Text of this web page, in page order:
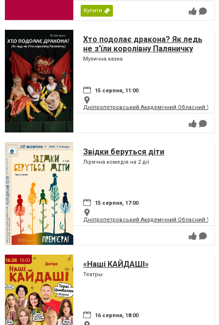
Купити
Хто подолає дракона? Як ледь
не з’їли королівну Паляничку
Музична казка
15 серпня, 11:00
Дніпропетровський Академічний Обласний
Звідки беруться діти
Лірична комедія на 2 дії
15 серпня, 17:00
Дніпропетровський Академічний Обласний
«Наші КАЙДАШІ»
Театры
16 серпня, 18:00